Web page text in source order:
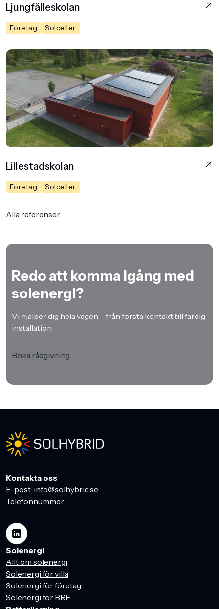
Ljungfälleskolan
Företag Solceller
Lillestadskolan
Företag Solceller
Alla referenser
Redo att komma igång med
solenergi?
Vi hjälper dig hela vägen – från första kontakt till färdig
installation.
Boka rådgivning
Kontakta oss
E-post: info@solhybrid.se
Telefonnummer:
Solenergi
Allt om solenergi
Solenergi för villa
Solenergi för företag
Solenergi för BRF